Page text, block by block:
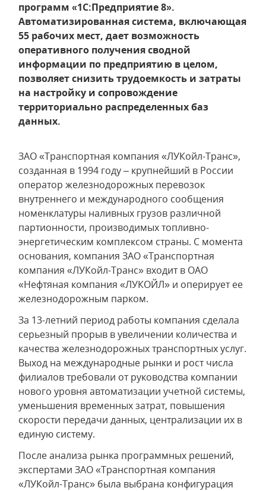
программ «1С:Предприятие 8».
Автоматизированная система, включающая
55 рабочих мест, дает возможность
оперативного получения сводной
информации по предприятию в целом,
позволяет снизить трудоемкость и затраты
на настройку и сопровождение
территориально распределенных баз
данных.
ЗАО «Транспортная компания «ЛУКойл-Транс»,
созданная в 1994 году – крупнейший в России
оператор железнодорожных перевозок
внутреннего и международного сообщения
номенклатуры наливных грузов различной
партионности, производимых топливно-
энергетическим комплексом страны. С момента
основания, компания ЗАО «Транспортная
компания «ЛУКойл-Транс» входит в ОАО
«Нефтяная компания «ЛУКОЙЛ» и оперирует ее
железнодорожным парком.
За 13-летний период работы компания сделала
серьезный прорыв в увеличении количества и
качества железнодорожных транспортных услуг.
Выход на международные рынки и рост числа
филиалов требовали от руководства компании
нового уровня автоматизации учетной системы,
уменьшения временных затрат, повышения
скорости передачи данных, централизации их в
единую систему.
После анализа рынка программных решений,
экспертами ЗАО «Транспортная компания
«ЛУКойл-Транс» была выбрана конфигурация